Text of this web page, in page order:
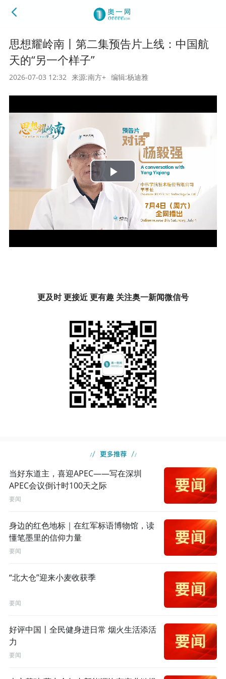
思想耀岭南丨第二集预告片上线：中国航
天的“另一个样子”
2026-07-03 12:32 来源:南方+ 编辑:杨迪雅
Play
Video
更及时 更接近 更有趣 关注奥一新闻微信号
当好东道主，喜迎APEC——写在深圳
APEC会议倒计时100天之际
要闻
身边的红色地标｜在红军标语博物馆，读
懂笔墨里的信仰力量
要闻
“北大仓”迎来小麦收获季
要闻
好评中国丨全民健身进日常 烟火生活添活
力
要闻